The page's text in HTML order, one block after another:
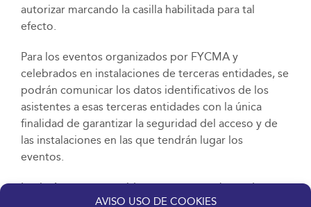
AVISO USO DE COOKIES
autorizar marcando la casilla habilitada para tal
efecto.
Para los eventos organizados por FYCMA y
celebrados en instalaciones de terceras entidades, se
podrán comunicar los datos identificativos de los
asistentes a esas terceras entidades con la única
finalidad de garantizar la seguridad del acceso y de
las instalaciones en las que tendrán lugar los
eventos.
Las imágenes contenidas en nuestra web y redes
sociales podrán ser visualizadas por cualquier